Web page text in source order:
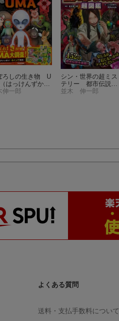
ろしの生き物 U
（はっけんずかん
ス）
伸一郎
シン・世界の超ミス
テリー 都市伝説超
図鑑 （単行本 424）
並木 伸一郎
よくある質問
送料・支払手数料について